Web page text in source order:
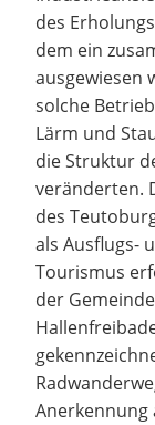
des
dem ein
ausgewiesen
solche
Lärm und
die Struktur
veränderten.
des
als Ausflugs-
Tourismus
der